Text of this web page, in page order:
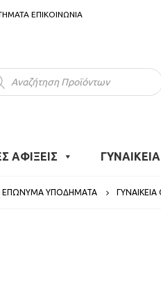
ΕΠΙΚΟΙΝΩΝΙΑ
ΑΦΙΞΕΙΣ ΓΥΝΑΙΚΕΙΑ
ΕΠΏΝΥΜΑ ΥΠΟΔΉΜΑΤΑ